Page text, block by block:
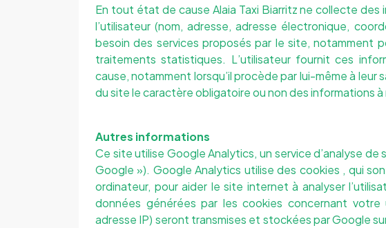
En tout état de cause Alaia Taxi Biarritz ne collecte des
l’utilisateur (nom, adresse, adresse électronique,
besoin des services proposés par le site, notamment
traitements statistiques. L’utilisateur fournit ces
cause, notamment lorsqu’il procède par lui-même à leur
du site le caractère obligatoire ou non des informations à
Autres informations
Ce site utilise Google Analytics, un service d’analyse
Google »). Google Analytics utilise des cookies , qui
ordinateur, pour aider le site internet à analyser
données générées par les cookies concernant
adresse IP) seront transmises et stockées par Google